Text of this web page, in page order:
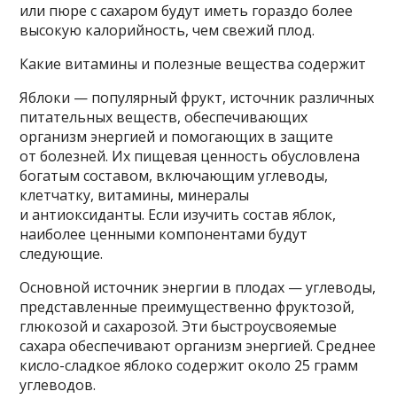
или пюре с сахаром будут иметь гораздо более
высокую калорийность, чем свежий плод.
Какие витамины и полезные вещества содержит
Яблоки — популярный фрукт, источник различных
питательных веществ, обеспечивающих
организм энергией и помогающих в защите
от болезней. Их пищевая ценность обусловлена
богатым составом, включающим углеводы,
клетчатку, витамины, минералы
и антиоксиданты. Если изучить состав яблок,
наиболее ценными компонентами будут
следующие.
Основной источник энергии в плодах — углеводы,
представленные преимущественно фруктозой,
глюкозой и сахарозой. Эти быстроусвояемые
сахара обеспечивают организм энергией. Среднее
кисло-сладкое яблоко содержит около 25 грамм
углеводов.